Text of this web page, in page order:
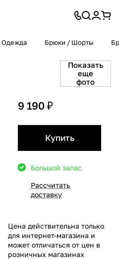
Одежда Брюки / Шорты
Показать
еще
фото
9 190 ₽
Купить
Большой запас
Рассчитать
доставку
Цена действительна только
для интернет-магазина и
может отличаться от цен в
розничных магазинах